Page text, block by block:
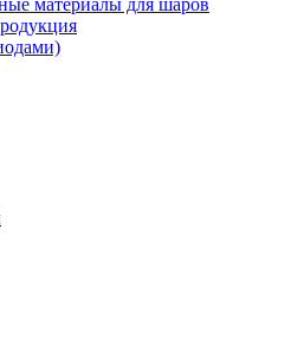
материалы для шаров